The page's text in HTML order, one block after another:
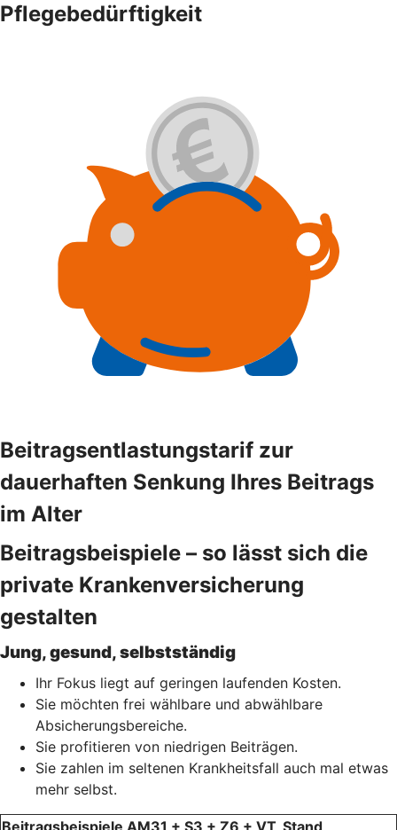
Pflegebedürftigkeit
Beitragsentlastungstarif zur
dauerhaften Senkung Ihres Beitrags
im Alter
Beitragsbeispiele – so lässt sich die
private Krankenversicherung
gestalten
Jung, gesund, selbstständig
Ihr Fokus liegt auf geringen laufenden Kosten.
Sie möchten frei wählbare und abwählbare
Absicherungsbereiche.
Sie profitieren von niedrigen Beiträgen.
Sie zahlen im seltenen Krankheitsfall auch mal etwas
mehr selbst.